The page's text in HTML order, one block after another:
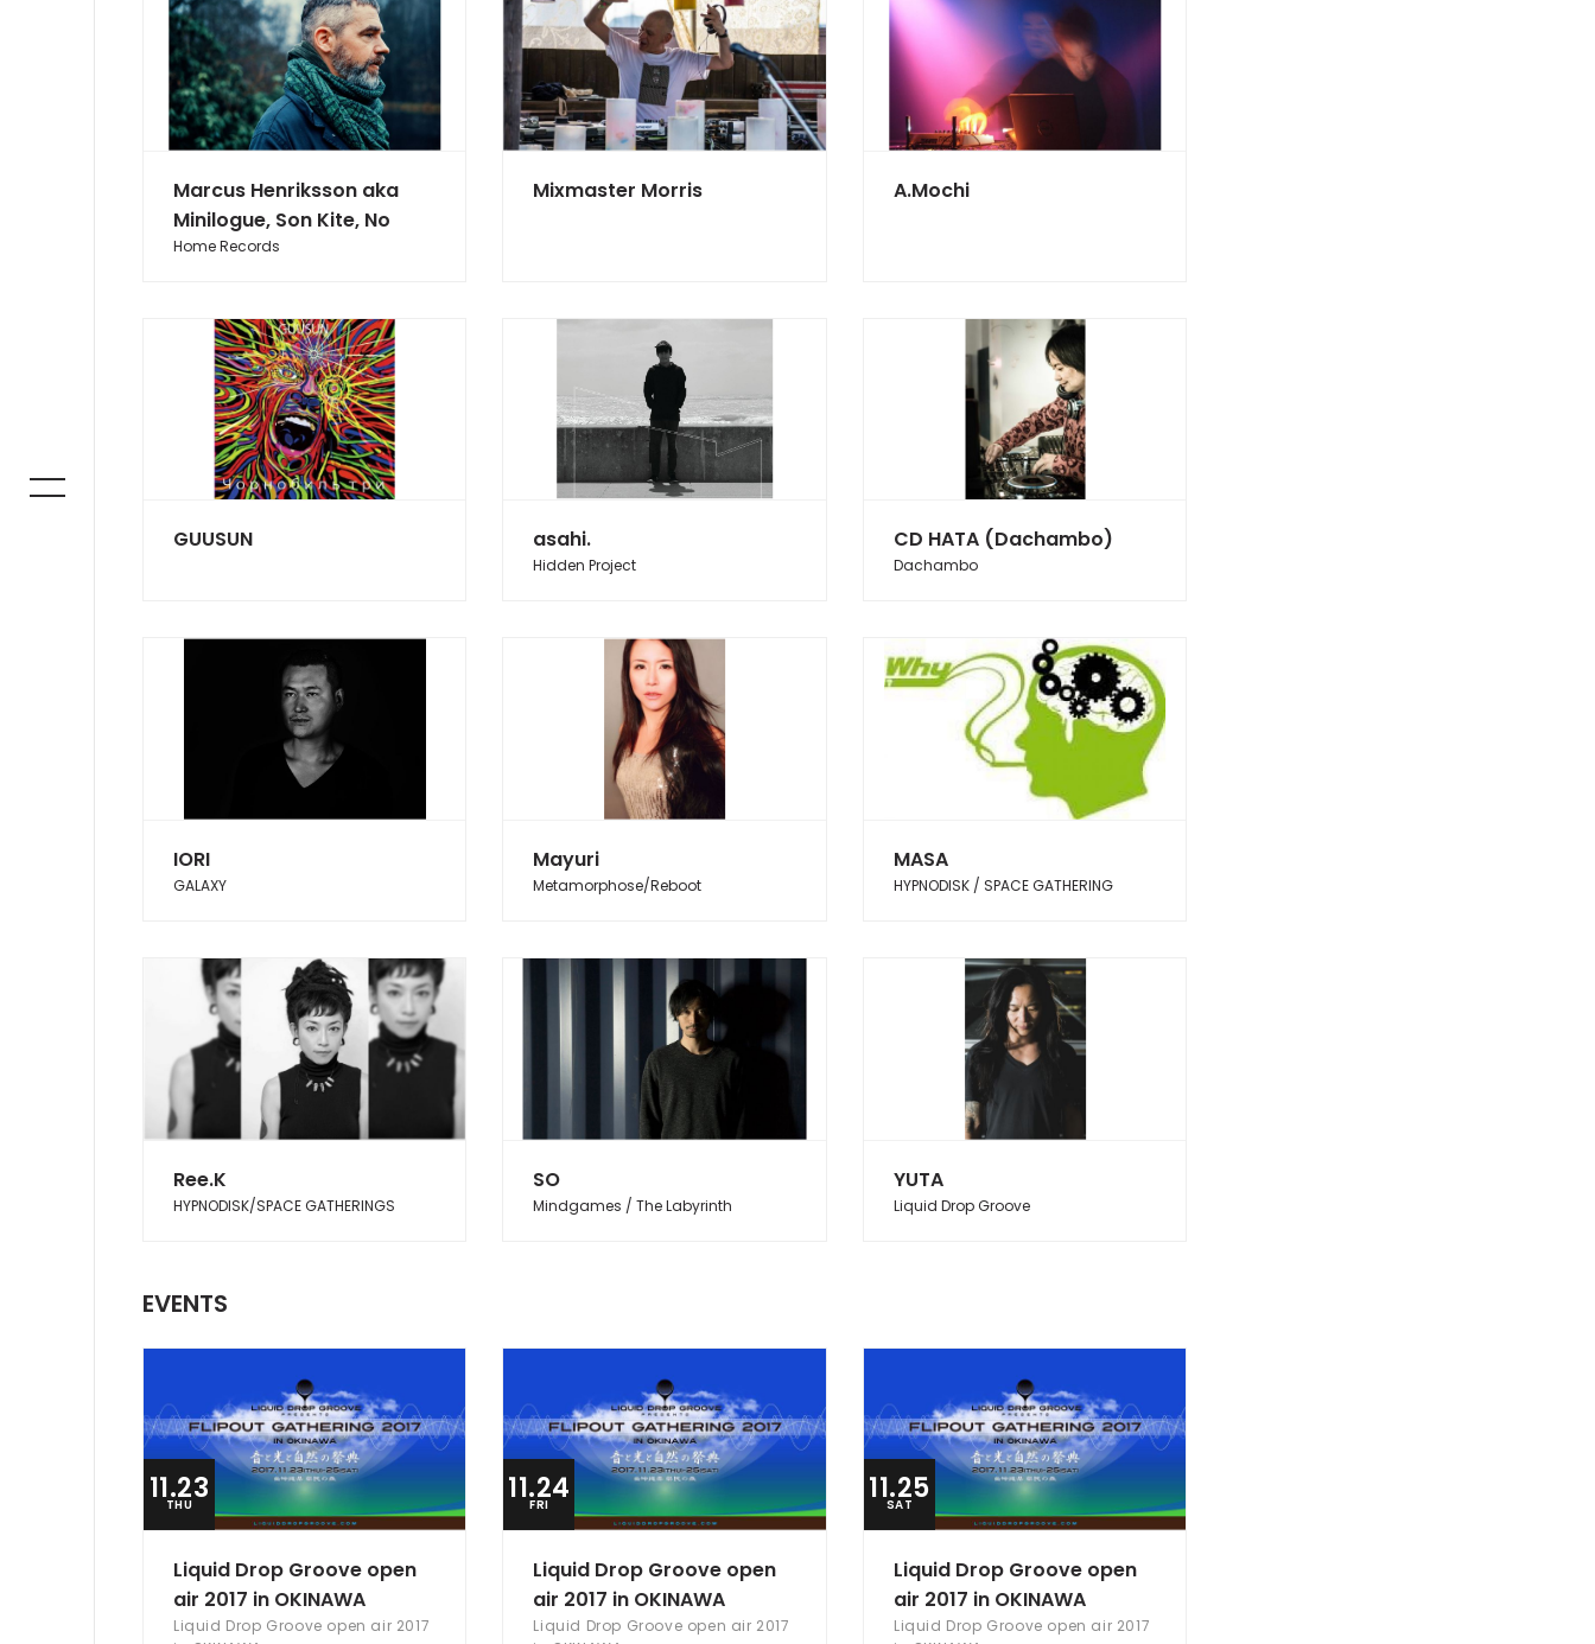
Marcus Henriksson aka
Minilogue, Son Kite, No
Home Records
Mixmaster Morris A.Mochi
GUUSUN asahi.
Hidden Project
CD HATA (Dachambo)
Dachambo
IORI
GALAXY
Mayuri
Metamorphose/Reboot
MASA
HYPNODISK / SPACE GATHERING
Ree.K
HYPNODISK/SPACE GATHERINGS
SO
Mindgames / The Labyrinth
YUTA
Liquid Drop Groove
EVENTS
11.23
THU
Liquid Drop Groove open
air 2017 in OKINAWA
Liquid Drop Groove open air 2017
11.24
FRI
Liquid Drop Groove open
air 2017 in OKINAWA
Liquid Drop Groove open air 2017
11.25
SAT
Liquid Drop Groove open
air 2017 in OKINAWA
Liquid Drop Groove open air 2017